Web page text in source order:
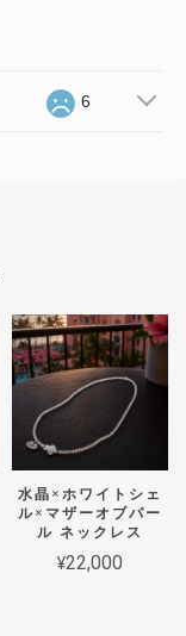
6
水晶×ホワイトシェ
ル×マザーオブパー
ル ネックレス
¥22,000